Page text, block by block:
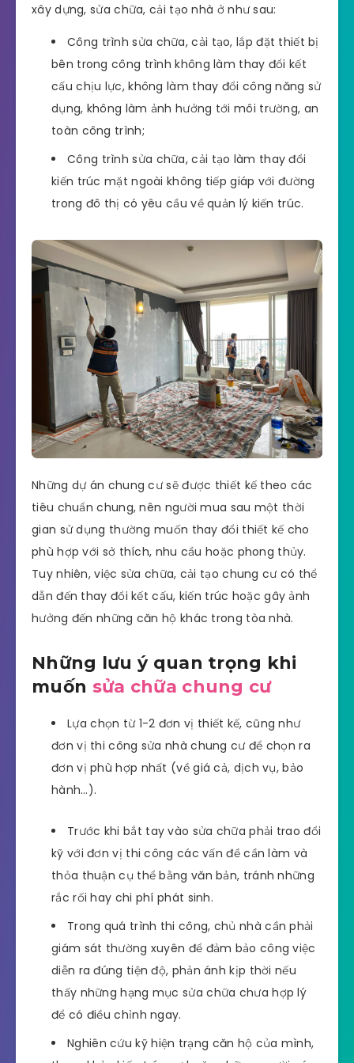
xây dựng, sửa chữa, cải tạo nhà ở như sau:
Công trình sửa chữa, cải tạo, lắp đặt thiết bị
bên trong công trình không làm thay đổi kết
cấu chịu lực, không làm thay đổi công năng sử
dụng, không làm ảnh hưởng tới môi trường, an
toàn công trình;
Công trình sửa chữa, cải tạo làm thay đổi
kiến trúc mặt ngoài không tiếp giáp với đường
trong đô thị có yêu cầu về quản lý kiến trúc.
Những dự án chung cư sẽ được thiết kế theo các
tiêu chuẩn chung, nên người mua sau một thời
gian sử dụng thường muốn thay đổi thiết kế cho
phù hợp với sở thích, nhu cầu hoặc phong thủy.
Tuy nhiên, việc sửa chữa, cải tạo chung cư có thể
dẫn đến thay đổi kết cấu, kiến trúc hoặc gây ảnh
hưởng đến những căn hộ khác trong tòa nhà.
Những lưu ý quan trọng khi
muốn sửa chữa chung cư
Lựa chọn từ 1-2 đơn vị thiết kế, cũng như
đơn vị thi công sửa nhà chung cư để chọn ra
đơn vị phù hợp nhất (về giá cả, dịch vụ, bảo
hành…).
Trước khi bắt tay vào sửa chữa phải trao đổi
kỹ với đơn vị thi công các vấn đề cần làm và
thỏa thuận cụ thể bằng văn bản, tránh những
rắc rối hay chi phí phát sinh.
Trong quá trình thi công, chủ nhà cần phải
giám sát thường xuyên để đảm bảo công việc
diễn ra đúng tiện độ, phản ánh kịp thời nếu
thấy những hạng mục sửa chữa chưa hợp lý
để có điều chỉnh ngay.
Nghiên cứu kỹ hiện trạng căn hộ của mình,